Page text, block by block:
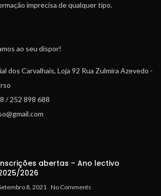
imprecisa de qualquer tipo.
ao seu dispor!
dos Carvalhais, Loja 92 Rua Zulmira Azevedo -
/ 252 898 688
abertas – Ano lectivo
2026
8, 2021 No Comments